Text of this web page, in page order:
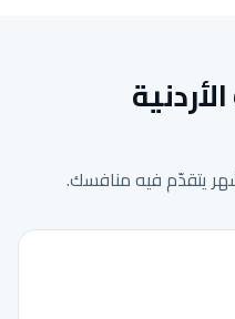
يتقدّم فيه منافسك.